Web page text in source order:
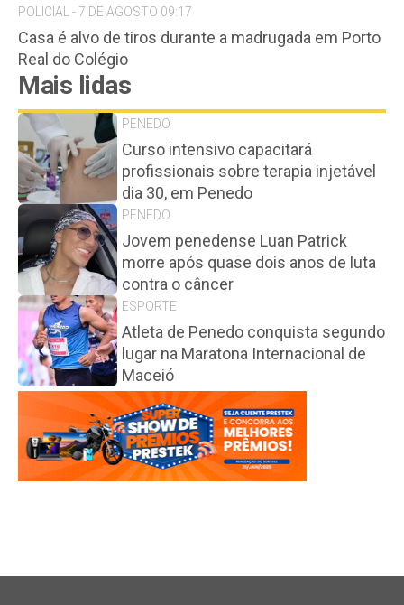
POLICIAL - 7 DE AGOSTO 09:17
Casa é alvo de tiros durante a madrugada em Porto
Real do Colégio
Mais lidas
PENEDO
Curso intensivo capacitará
profissionais sobre terapia injetável
dia 30, em Penedo
PENEDO
Jovem penedense Luan Patrick
morre após quase dois anos de luta
contra o câncer
ESPORTE
Atleta de Penedo conquista segundo
lugar na Maratona Internacional de
Maceió